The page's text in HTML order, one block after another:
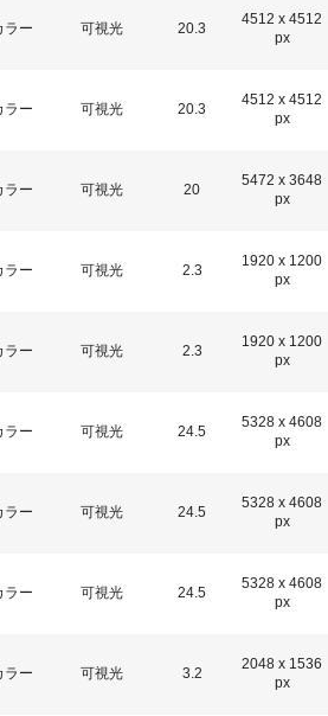
ラー 可視光 20.3
4512 x 4512
px
ラー 可視光 20.3
4512 x 4512
px
ラー 可視光 20
5472 x 3648
px
ラー 可視光 2.3
1920 x 1200
px
ラー 可視光 2.3
1920 x 1200
px
ラー 可視光 24.5
5328 x 4608
px
ラー 可視光 24.5
5328 x 4608
px
ラー 可視光 24.5
5328 x 4608
px
ラー 可視光 3.2
2048 x 1536
px